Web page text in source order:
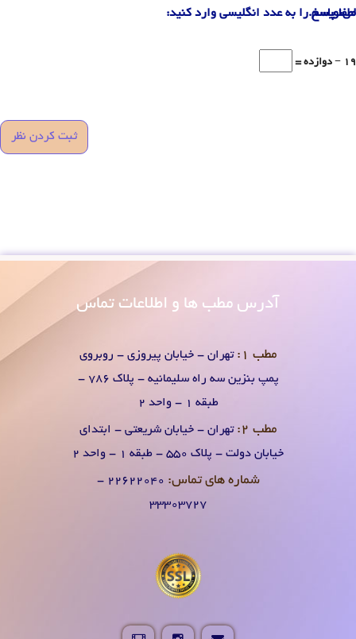
می‌نویسم.
لطفا پاسخ را به عدد انگلیسی وارد کنید:
19 − دوازده =
آدرس مطب ها و اطلاعات تماس
مطب 1:
تهران - خیابان پیروزی - روبروی
پمپ بنزین سه راه سلیمانیه - پلاک 786 -
طبقه 1 - واحد 2
مطب 2:
تهران - خیابان شریعتی - ابتدای
خیابان دولت - پلاک 550 - طبقه 1 - واحد 2
شماره های تماس:
۲۲۶۲۲۰۴0 -
۳۳۳۰۳۷۲۷